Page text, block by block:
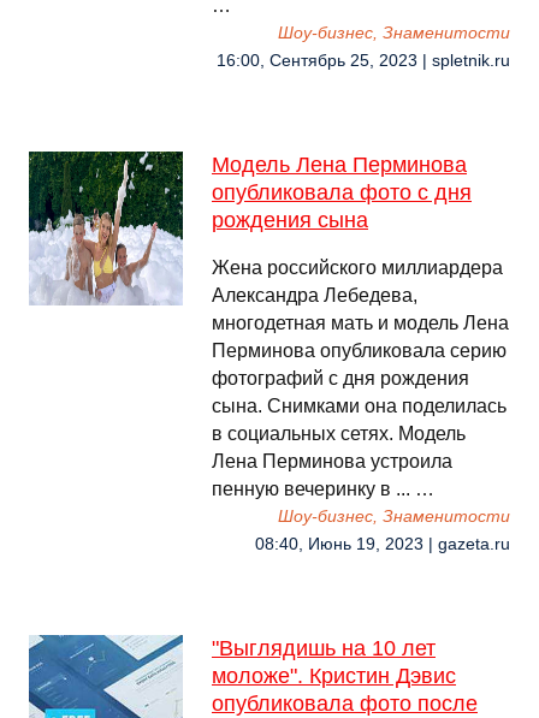
…
Шоу-бизнес, Знаменитости
16:00, Сентябрь 25, 2023 | spletnik.ru
Модель Лена Перминова
опубликовала фото с дня
рождения сына
Жена российского миллиардера
Александра Лебедева,
многодетная мать и модель Лена
Перминова опубликовала серию
фотографий с дня рождения
сына. Снимками она поделилась
в социальных сетях. Модель
Лена Перминова устроила
пенную вечеринку в ... …
Шоу-бизнес, Знаменитости
08:40, Июнь 19, 2023 | gazeta.ru
"Выглядишь на 10 лет
моложе". Кристин Дэвис
опубликовала фото после